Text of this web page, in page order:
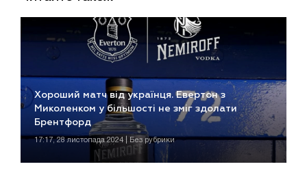
Хороший матч від українця. Евертон з
Миколенком у більшості не зміг здолати
Брентфорд
17:17, 28 листопада 2024 | Без рубрики